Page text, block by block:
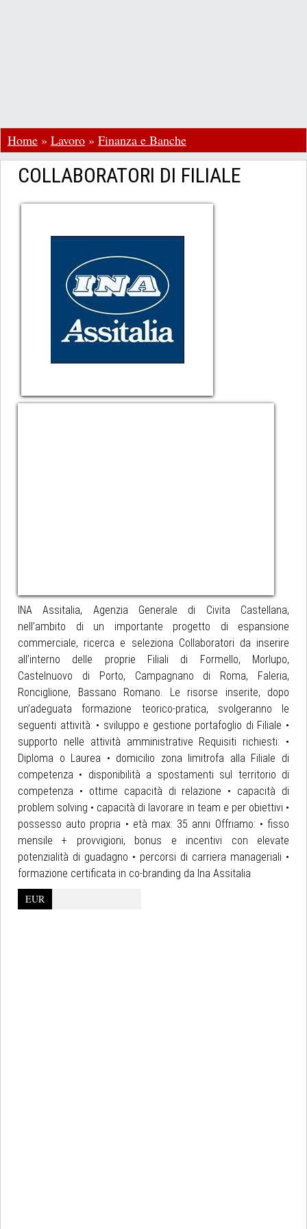
Home » Lavoro » Finanza e Banche
COLLABORATORI DI FILIALE
INA Assitalia, Agenzia Generale di Civita Castellana,
nell’ambito di un importante progetto di espansione
commerciale, ricerca e seleziona Collaboratori da inserire
all’interno delle proprie Filiali di Formello, Morlupo,
Castelnuovo di Porto, Campagnano di Roma, Faleria,
Ronciglione, Bassano Romano. Le risorse inserite, dopo
un’adeguata formazione teorico-pratica, svolgeranno le
seguenti attività: • sviluppo e gestione portafoglio di Filiale •
supporto nelle attività amministrative Requisiti richiesti: •
Diploma o Laurea • domicilio zona limitrofa alla Filiale di
competenza • disponibilità a spostamenti sul territorio di
competenza • ottime capacità di relazione • capacità di
problem solving • capacità di lavorare in team e per obiettivi •
possesso auto propria • età max: 35 anni Offriamo: • fisso
mensile + provvigioni, bonus e incentivi con elevate
potenzialità di guadagno • percorsi di carriera manageriali •
formazione certificata in co-branding da Ina Assitalia
EUR